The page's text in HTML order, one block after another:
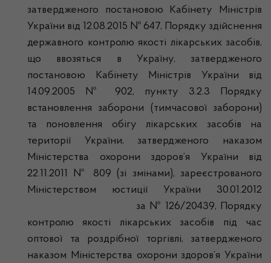
затвердженого постановою Кабінету Міністрів
України від 12.08.2015 № 647, Порядку здійснення
державного контролю якості лікарських засобів,
що ввозяться в Україну, затвердженого
постановою Кабінету Міністрів України від
14.09.2005 № 902, пункту 3.2.3 Порядку
встановлення заборони (тимчасової заборони)
та поновлення обігу лікарських засобів на
території України, затвердженого наказом
Міністерства охорони здоров’я України від
22.11.2011 № 809 (зі змінами), зареєстрованого
Міністерством юстиції України 30.01.2012
за № 126/20439, Порядку
контролю якості лікарських засобів під час
оптової та роздрібної торгівлі, затвердженого
наказом Міністерства охорони здоров’я України